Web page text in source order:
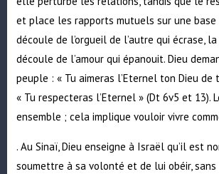
et place les rapports mutuels sur une base
découle de l’orgueil de l’autre qui écrase,
découle de l’amour qui épanouit. Dieu
peuple : « Tu aimeras l’Eternel ton Dieu
« Tu respecteras l’Eternel » (Dt 6v5 et 13).
ensemble ; cela implique vouloir vivre
. Au Sinaï, Dieu enseigne à Israël qu’il est
soumettre à sa volonté et de lui obéir,